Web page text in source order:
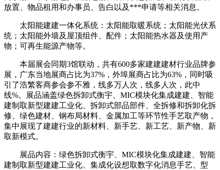
放置、物品租用和办事员、告白以及***申请等相关消息。
太阳能建建一体化系统：太阳能取暖系统；太阳能光伏系
统；太阳能外墙及屋顶组件、配件；太阳能热水器及使用产
物；可再生能源产物等。
本届展会同期3馆联动，共有600多家建建建材行业品牌参
展，广东当地展商占比为37%，外埠展商占比为63%，同时吸
引了浩繁客商参会参不雅，线多万人次，线多人次，此中
线%。展品涵盖绿色拆卸式衡宇、MIC模块化集成建建、智能
建制取新型建建工业化、拆卸式部品部件、全拆修和拆卸化拆
修、绿色建材、钢布局材料、金属加工等环节性手艺取产物，
集中展现了建建行业的新材料、新手艺、新工艺、新产物、新
取新模式。
展品内容：绿色拆卸式衡宇、MIC模块化集成建建、智能
建制取新型建建工业化、集成化设想取数字化消息手艺、型